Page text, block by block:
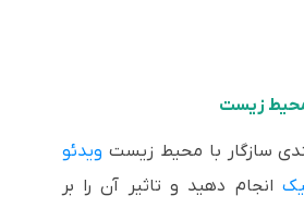
محیط زیست
سازگار با محیط زیست ویدئو
انجام دهید و تاثیر آن را بر